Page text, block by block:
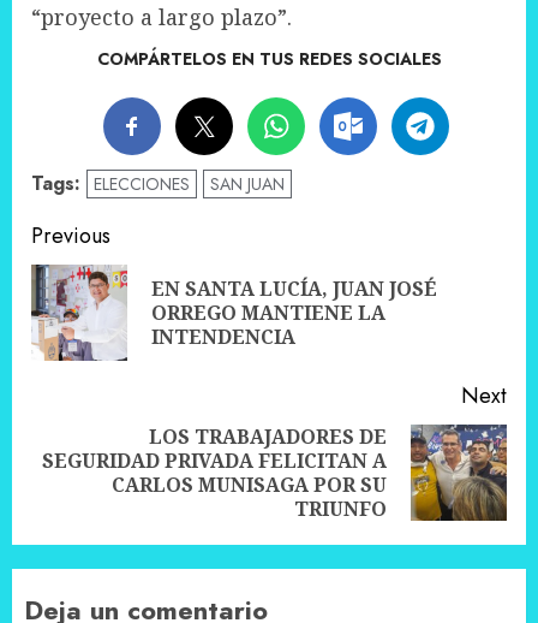
“proyecto a largo plazo”.
COMPÁRTELOS EN TUS REDES SOCIALES
Tags: ELECCIONES SAN JUAN
Post
navigation
Previous
EN SANTA LUCÍA, JUAN JOSÉ
ORREGO MANTIENE LA
INTENDENCIA
Next
Next
LOS TRABAJADORES DE
SEGURIDAD PRIVADA FELICITAN A
CARLOS MUNISAGA POR SU
TRIUNFO
Deja un comentario